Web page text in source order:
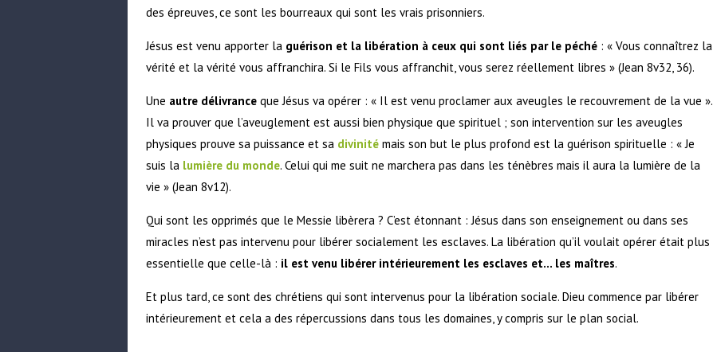
des épreuves, ce sont les bourreaux qui sont les vrais prisonniers.
Jésus est venu apporter la guérison et la libération à ceux qui sont liés par le péché: « Vous connaîtrez la
vérité et la vérité vous affranchira. Si le Fils vous affranchit, vous serez réellement libres » (Jean 8v32, 36).
Une autre délivranceque Jésus va opérer : « Il est venu proclamer aux aveugles le recouvrement de la vue ».
Il va prouver que l’aveuglement est aussi bien physique que spirituel ; son intervention sur les aveugles
physiques prouve sa puissance et sa divinité mais son but le plus profond est la guérison spirituelle : « Je
suis la lumière du monde. Celui qui me suit ne marchera pas dans les ténèbres mais il aura la lumière de la
vie » (Jean 8v12).
Qui sont les opprimés que le Messie libèrera ? C’est étonnant : Jésus dans son enseignement ou dans ses
miracles n’est pas intervenu pour libérer socialement les esclaves. La libération qu’il voulait opérer était plus
essentielle que celle-là : il est venu libérer intérieurement les esclaves et… les maîtres.
Et plus tard, ce sont des chrétiens qui sont intervenus pour la libération sociale. Dieu commence par libérer
intérieurement et cela a des répercussions dans tous les domaines, y compris sur le plan social.